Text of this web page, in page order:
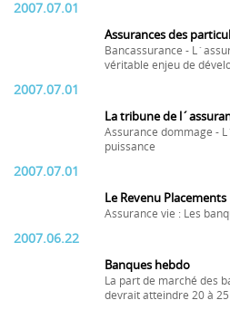
2007.07.01
Assurances des
Bancassurance -
véritable enjeu de
2007.07.01
La tribune de
Assurance dommage -
puissance
2007.07.01
Le Revenu Placements
Assurance vie : Les
2007.06.22
Banques hebdo
La part de marché des
devrait atteindre 20 à